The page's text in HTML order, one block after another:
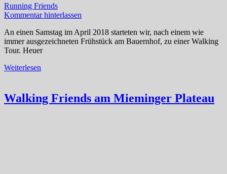
Running Friends
Kommentar hinterlassen
An einen Samstag im April 2018 starteten wir, nach einem wie
immer ausgezeichneten Frühstück am Bauernhof, zu einer Walking
Tour. Heuer
Weiterlesen
Walking Friends am Mieminger Plateau